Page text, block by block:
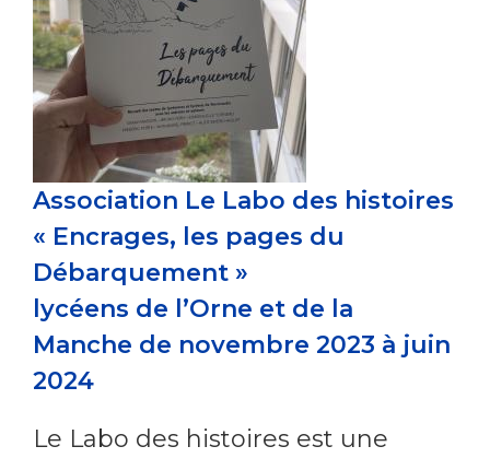
Association Le Labo des histoires
« Encrages, les pages du
Débarquement »
lycéens de l’Orne et de la
Manche de novembre 2023 à juin
2024
Le Labo des histoires est une